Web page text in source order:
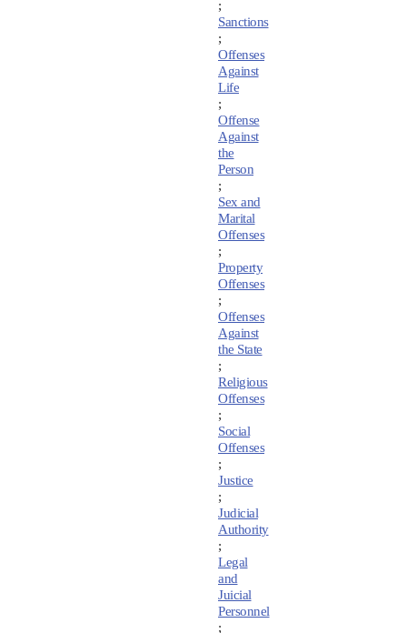
;
Sanctions
;
Offenses
Against
Life
;
Offense
Against
the
Person
;
Sex and
Marital
Offenses
;
Property
Offenses
;
Offenses
Against
the State
;
Religious
Offenses
;
Social
Offenses
;
Justice
;
Judicial
Authority
;
Legal
and
Juicial
Personnel
;